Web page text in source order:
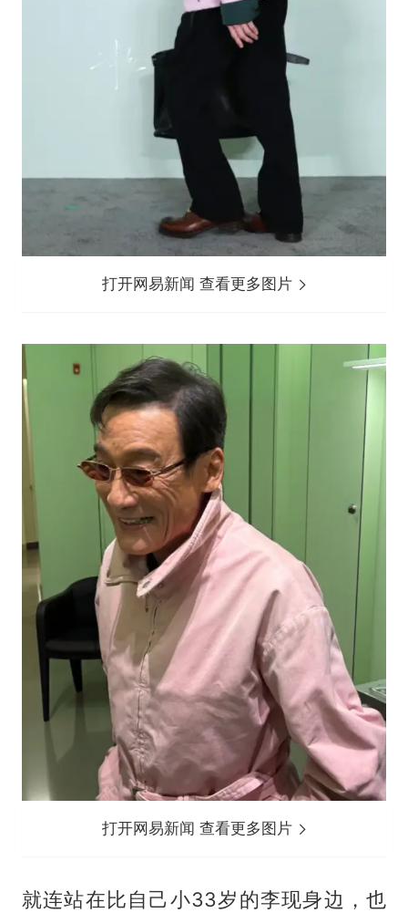
打开网易新闻 查看更多图片
打开网易新闻 查看更多图片
就连站在比自己小33岁的李现身边，也